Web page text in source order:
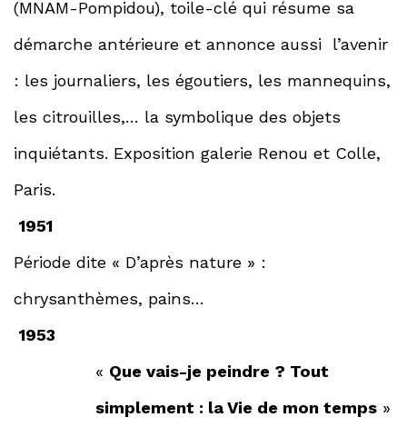
(MNAM-Pompidou), toile-clé qui résume sa
démarche antérieure et annonce aussi l’avenir
: les journaliers, les égoutiers, les mannequins,
les citrouilles,… la symbolique des objets
inquiétants. Exposition galerie Renou et Colle,
Paris.
1951
Période dite « D’après nature » :
chrysanthèmes, pains…
1953
« Que vais-je peindre ? Tout
simplement : la Vie de mon temps »